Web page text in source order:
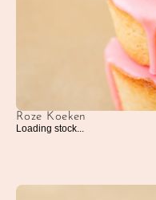
Roze Koeken
Loading stock...